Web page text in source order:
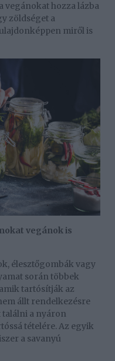
vegánokat hozza lázba
zöldséget a
miről is
vegánok is
élesztőgombák vagy
során többek
tartósítják az
állt rendelkezésre
találni a nyáron
tételére. Az egyik
a savanyú